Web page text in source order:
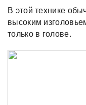
В этой технике
высоким
только в голове.